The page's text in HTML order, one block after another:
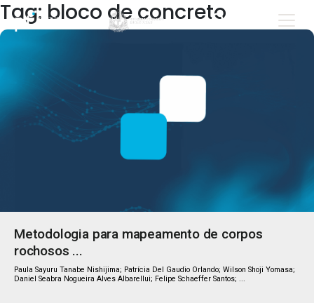
Tag: bloco de concreto
Metodologia para mapeamento de corpos
rochosos ...
Paula Sayuru Tanabe Nishijima; Patrícia Del Gaudio Orlando; Wilson Shoji Yomasa;
Daniel Seabra Nogueira Alves Albarellui; Felipe Schaeffer Santos; ...